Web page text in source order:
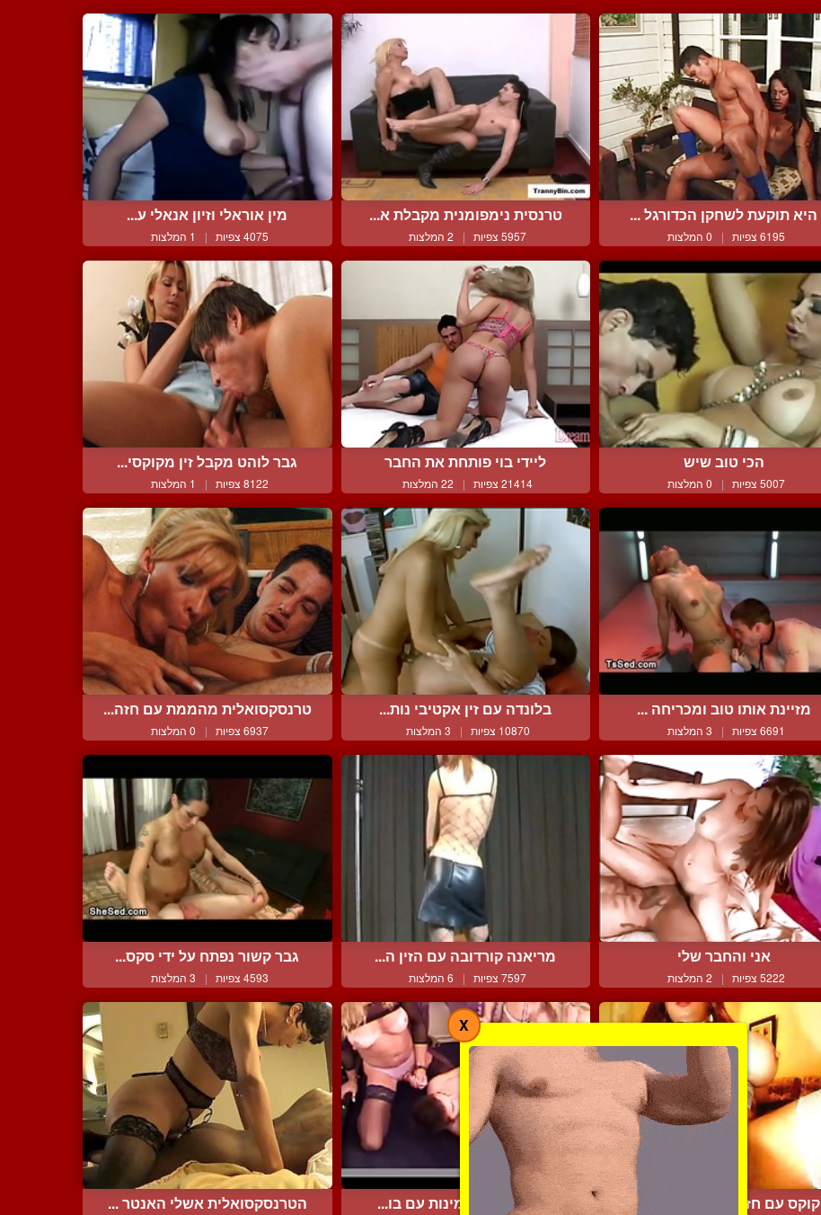
היא תוקעת לשחקן הכדורגל ...
6195 צפיות | 0 המלצות
טרנסית נימפומנית מקבלת א...
5957 צפיות | 2 המלצות
מין אוראלי וזיון אנאלי ע...
4075 צפיות | 1 המלצות
הכי טוב שיש
5007 צפיות | 0 המלצות
ליידי בוי פותחת את החבר
21414 צפיות | 22 המלצות
גבר לוהט מקבל זין מקוקסי...
8122 צפיות | 1 המלצות
מזיינת אותו טוב ומכריחה ...
6691 צפיות | 3 המלצות
בלונדה עם זין אקטיבי נות...
10870 צפיות | 3 המלצות
טרנסקסואלית מהממת עם חזה...
6937 צפיות | 0 המלצות
אני והחבר שלי
5222 צפיות | 2 המלצות
מריאנה קורדובה עם הזין ה...
7597 צפיות | 6 המלצות
גבר קשור נפתח על ידי סקס...
4593 צפיות | 3 המלצות
קוקס עם חזה ענק נמצצת על... עבד מין של דומינות עם בו... הטרנסקסואלית אשלי האנטר ...
X